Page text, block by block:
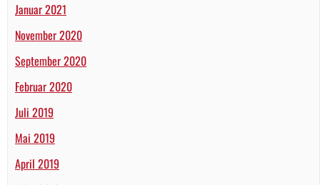
Januar 2021
November 2020
September 2020
Februar 2020
Juli 2019
Mai 2019
April 2019